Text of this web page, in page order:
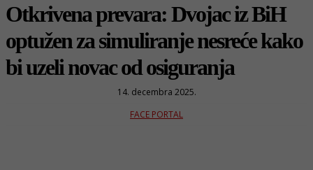
Otkrivena prevara: Dvojac iz BiH
optužen za simuliranje nesreće kako
bi uzeli novac od osiguranja
14. decembra 2025.
FACE PORTAL